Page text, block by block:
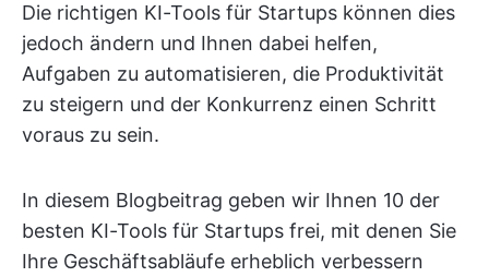
Die richtigen KI-Tools für Startups können dies
jedoch ändern und Ihnen dabei helfen,
Aufgaben zu automatisieren, die Produktivität
zu steigern und der Konkurrenz einen Schritt
voraus zu sein.
In diesem Blogbeitrag geben wir Ihnen 10 der
besten KI-Tools für Startups frei, mit denen Sie
Ihre Geschäftsabläufe erheblich verbessern